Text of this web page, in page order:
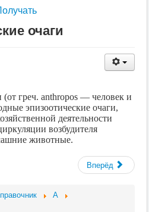
очаги
(от греч. anthropos — человек и
эпизоотические очаги,
деятельности
возбудителя
животные.
Вперёд
А